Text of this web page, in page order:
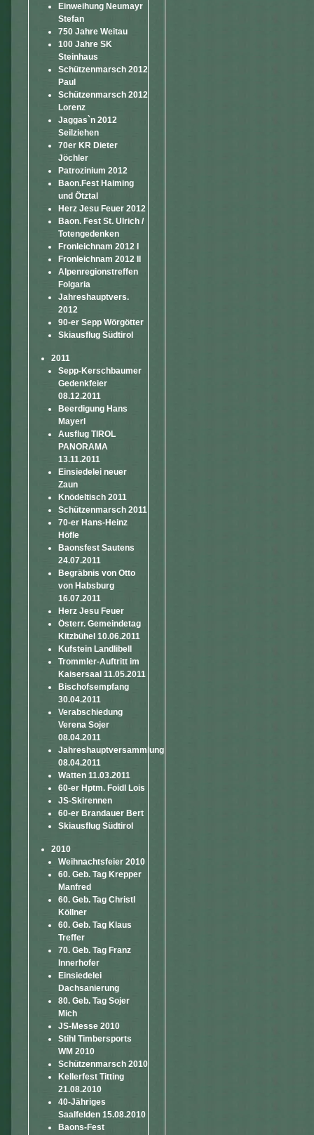
Einweihung Neumayr
Stefan
750 Jahre Weitau
100 Jahre SK
Steinhaus
Schützenmarsch 2012
Paul
Schützenmarsch 2012
Lorenz
Jaggas`n 2012
Seilziehen
70er KR Dieter
Jöchler
Patrozinium 2012
Baon.Fest Haiming
und Ötztal
Herz Jesu Feuer 2012
Baon. Fest St. Ulrich /
Totengedenken
Fronleichnam 2012 I
Fronleichnam 2012 II
Alpenregionstreffen
Folgaria
Jahreshauptvers.
2012
90-er Sepp Wörgötter
Skiausflug Südtirol
2011
Sepp-Kerschbaumer
Gedenkfeier
08.12.2011
Beerdigung Hans
Mayerl
Ausflug TIROL
PANORAMA
13.11.2011
Einsiedelei neuer
Zaun
Knödeltisch 2011
Schützenmarsch 2011
70-er Hans-Heinz
Höfle
Baonsfest Sautens
24.07.2011
Begräbnis von Otto
von Habsburg
16.07.2011
Herz Jesu Feuer
Österr. Gemeindetag
Kitzbühel 10.06.2011
Kufstein Landlibell
Trommler-Auftritt im
Kaisersaal 11.05.2011
Bischofsempfang
30.04.2011
Verabschiedung
Verena Sojer
08.04.2011
Jahreshauptversammlung
08.04.2011
Watten 11.03.2011
60-er Hptm. Foidl Lois
JS-Skirennen
60-er Brandauer Bert
Skiausflug Südtirol
2010
Weihnachtsfeier 2010
60. Geb. Tag Krepper
Manfred
60. Geb. Tag Christl
Köllner
60. Geb. Tag Klaus
Treffer
70. Geb. Tag Franz
Innerhofer
Einsiedelei
Dachsanierung
80. Geb. Tag Sojer
Mich
JS-Messe 2010
Stihl Timbersports
WM 2010
Schützenmarsch 2010
Kellerfest Titting
21.08.2010
40-Jähriges
Saalfelden 15.08.2010
Baons-Fest